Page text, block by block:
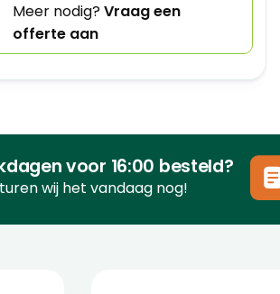
Meer nodig?Vraag een
offerte aan
voor 16:00 besteld?
wij het vandaag nog!